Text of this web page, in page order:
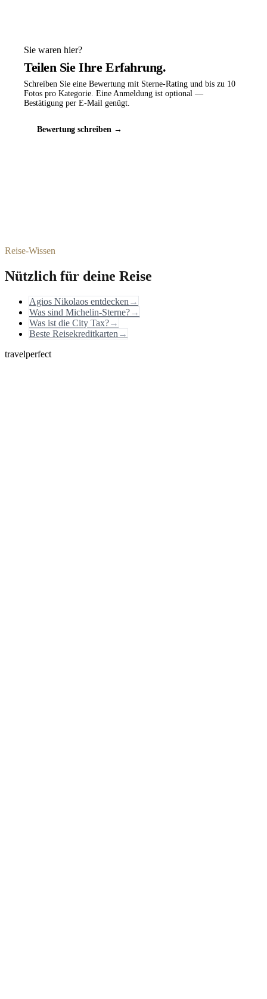
Sie waren hier?
Teilen Sie Ihre Erfahrung.
Schreiben Sie eine Bewertung mit Sterne-Rating und bis zu 10
Fotos pro Kategorie. Eine Anmeldung ist optional —
Bestätigung per E-Mail genügt.
Bewertung schreiben →
Reise-Wissen
Nützlich für deine Reise
Agios Nikolaos entdecken →
Was sind Michelin-Sterne?→
Was ist die City Tax?→
Beste Reisekreditkarten →
travelperfect